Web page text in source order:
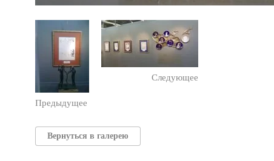
Предыдущее
Следующее
Вернуться в галерею